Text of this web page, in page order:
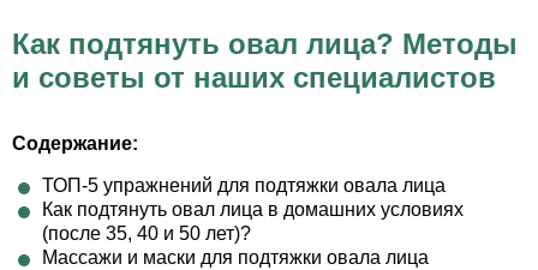
Как подтянуть овал лица? Методы
и советы от наших специалистов
Содержание:
ТОП-5 упражнений для подтяжки овала лица
Как подтянуть овал лица в домашних условиях
(после 35, 40 и 50 лет)?
Массажи и маски для подтяжки овала лица